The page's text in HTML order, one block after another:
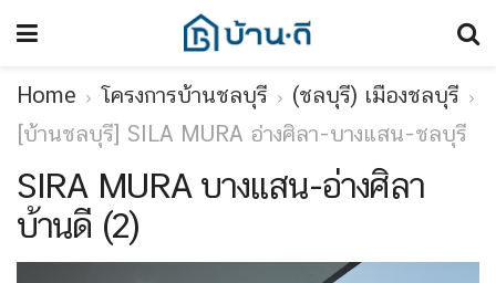
Home โครงการบ้านชลบุรี
(ชลบุรี) เมืองชลบุรี
[บ้านชลบุรี] SILA MURA อ่างศิลา-บางแสน-ชลบุรี
SIRA MURA บางแสน-อ่างศิลา
บ้านดี (2)